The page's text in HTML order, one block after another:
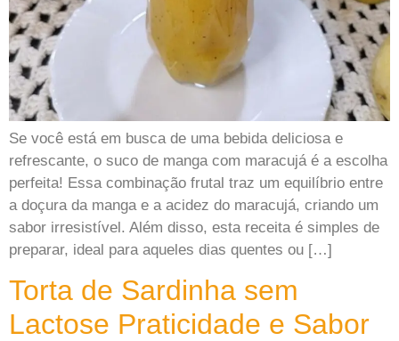
Se você está em busca de uma bebida deliciosa e
refrescante, o suco de manga com maracujá é a escolha
perfeita! Essa combinação frutal traz um equilíbrio entre
a doçura da manga e a acidez do maracujá, criando um
sabor irresistível. Além disso, esta receita é simples de
preparar, ideal para aqueles dias quentes ou […]
Torta de Sardinha sem
Lactose Praticidade e Sabor